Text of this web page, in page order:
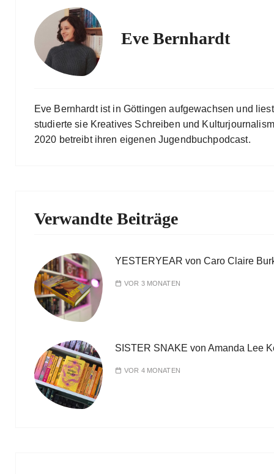
Eve Bernhardt
Eve Bernhardt ist in Göttingen aufgewachsen und
studierte sie Kreatives Schreiben und
2020 betreibt ihren eigenen Jugendbuchpodcast.
Verwandte Beiträge
YESTERYEAR von Caro Claire
VOR 3 MONATEN
SISTER SNAKE von Amanda Lee
VOR 4 MONATEN